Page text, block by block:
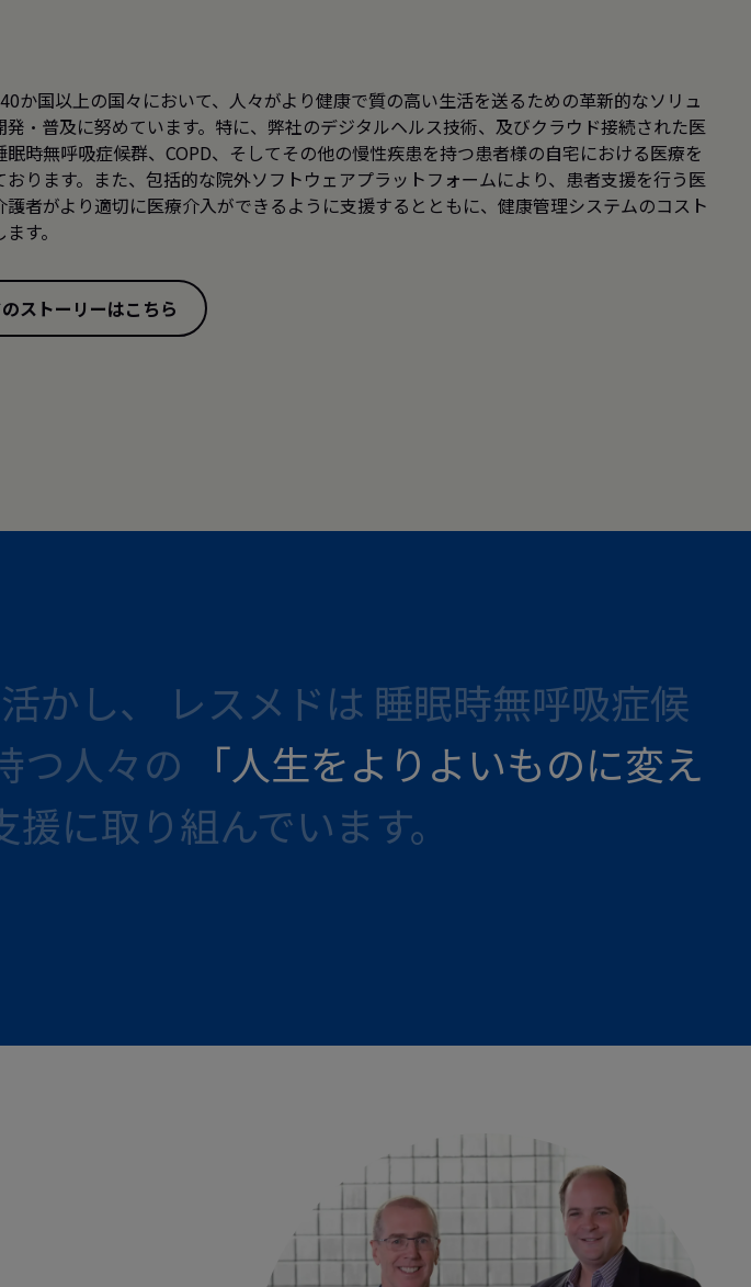
か国以上の国々において、人々がより健康で質の高い生活を送るための革新的なソリュ
発・普及に努めています。特に、弊社のデジタルヘルス技術、及びクラウド接続された医
眠時無呼吸症候群、COPD、そしてその他の慢性疾患を持つ患者様の自宅における医療を
おります。また、包括的な院外ソフトウェアプラットフォームにより、患者支援を行う医
護者がより適切に医療介入ができるように支援するとともに、健康管理システムのコスト
す。
ストーリーはこちら
かし、 レスメドは 睡眠時無呼吸症候
つ人々の
「人生をよりよいものに変え
に取り組んでいます。